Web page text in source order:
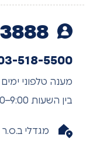
518-5500
מענה טלפוני ימים
בין השעות 9:00–17:00
מגדלי ב.ס.ר 4, מצדה 7 בני ברק